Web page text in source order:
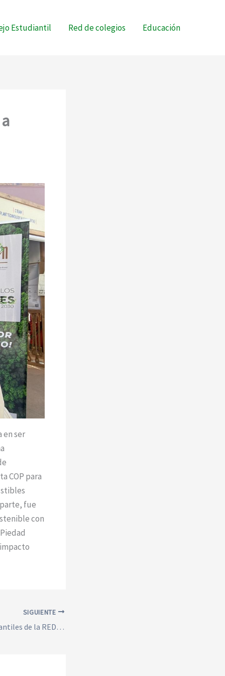
Estudiantil Red de colegios Educación
en ser
COP para
fue
con
SIGUIENTE
Los consejos estudiantiles de la REDCUODS se comprometen a ser voluntarios verdes